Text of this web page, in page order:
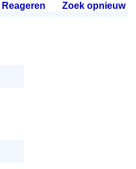
Reageren Zoek opnieuw.